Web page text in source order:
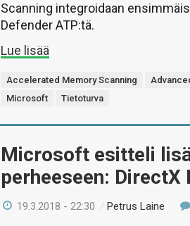
Scanning integroidaan
Defender ATP:tä.
Lue lisää
Accelerated Memory Scanning
Microsoft
Tietoturva
Microsoft esitteli
perheeseen: DirectX
19.3.2018 - 22:30 /Petrus Laine